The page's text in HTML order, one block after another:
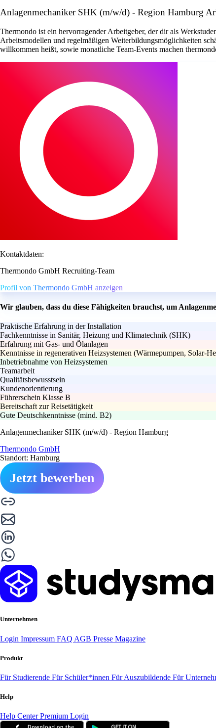
Anlagenmechaniker SHK (m/w/d) - Region Hamburg
Thermondo ist ein hervorragender Arbeitgeber, der dir als
Arbeitsmodellen und regelmäßigen Weiterbildungsmöglichkeiten
willkommen heißt, sowie monatliche Team-Events machen
Kontaktdaten:
Thermondo GmbH Recruiting-Team
Profil von Thermondo GmbH anzeigen
Wir glauben, dass du diese Fähigkeiten brauchst, um
Praktische Erfahrung in der Installation
Fachkenntnisse in Sanitär, Heizung und Klimatechnik (SHK)
Erfahrung mit Gas- und Ölanlagen
Kenntnisse in regenerativen Heizsystemen (Wärmepumpen, Solar-
Inbetriebnahme von Heizsystemen
Teamarbeit
Qualitätsbewusstsein
Kundenorientierung
Führerschein Klasse B
Bereitschaft zur Reisetätigkeit
Gute Deutschkenntnisse (mind. B2)
Anlagenmechaniker SHK (m/w/d) - Region Hamburg
Thermondo GmbH
Standort: Hamburg
Jetzt bewerben
Unternehmen
Login Impressum FAQ AGB Presse Magazine
Produkt
Für Studierende Für Schüler*innen Für Auszubildende Für
Help
Help CenterPremium Login